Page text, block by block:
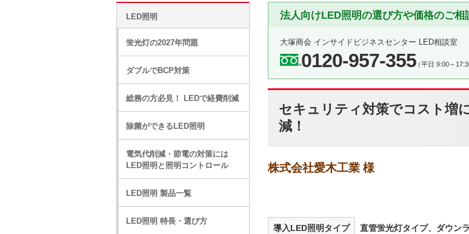
法人向けLED照明の選び方や価格のご相
大塚商会 インサイドビジネスセンター LED相談室
0120-957-355（平日 9:00～
セキュリティ対策でコスト増
減！
株式会社愛木工業 様
導入LED照明タイプ 直管蛍光灯タイプ、ダウン
LED照明
蛍光灯の2027年問題
ダブルでBCP対策
総務の方必見！ LEDで経費削減
除菌ができるLED照明
電気代削減・節電の対策には
LED照明と照明コントロール
LED照明 製品一覧
LED照明 特長・選び方